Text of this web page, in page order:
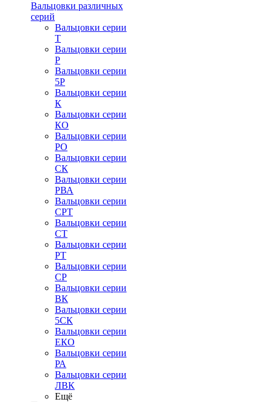
Вальцовки различных
серий
Вальцовки серии
Т
Вальцовки серии
Р
Вальцовки серии
5Р
Вальцовки серии
К
Вальцовки серии
КО
Вальцовки серии
РО
Вальцовки серии
СК
Вальцовки серии
РВА
Вальцовки серии
СРТ
Вальцовки серии
СТ
Вальцовки серии
РТ
Вальцовки серии
СР
Вальцовки серии
ВК
Вальцовки серии
5СК
Вальцовки серии
ЕКО
Вальцовки серии
РА
Вальцовки серии
ЛВК
Ещё